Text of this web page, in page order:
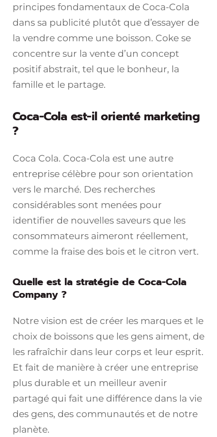
principes fondamentaux de Coca-Cola
dans sa publicité plutôt que d’essayer de
la vendre comme une boisson. Coke se
concentre sur la vente d’un concept
positif abstrait, tel que le bonheur, la
famille et le partage.
Coca-Cola est-il orienté marketing
?
Coca Cola. Coca-Cola est une autre
entreprise célèbre pour son orientation
vers le marché. Des recherches
considérables sont menées pour
identifier de nouvelles saveurs que les
consommateurs aimeront réellement,
comme la fraise des bois et le citron vert.
Quelle est la stratégie de Coca-Cola
Company ?
Notre vision est de créer les marques et le
choix de boissons que les gens aiment, de
les rafraîchir dans leur corps et leur esprit.
Et fait de manière à créer une entreprise
plus durable et un meilleur avenir
partagé qui fait une différence dans la vie
des gens, des communautés et de notre
planète.